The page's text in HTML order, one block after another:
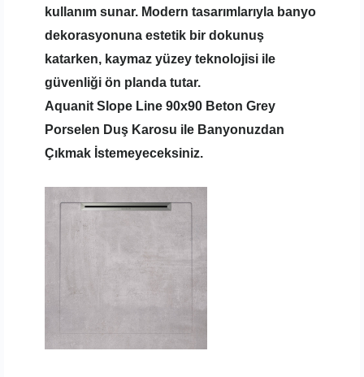
kullanım sunar. Modern tasarımlarıyla banyo
dekorasyonuna estetik bir dokunuş
katarken, kaymaz yüzey teknolojisi ile
güvenliği ön planda tutar.
Aquanit Slope Line 90x90 Beton Grey
Porselen Duş Karosu ile Banyonuzdan
Çıkmak İstemeyeceksiniz.